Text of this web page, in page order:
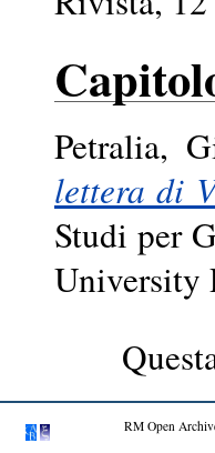
Petralia,
lettera di
Studi per
University
RM Open